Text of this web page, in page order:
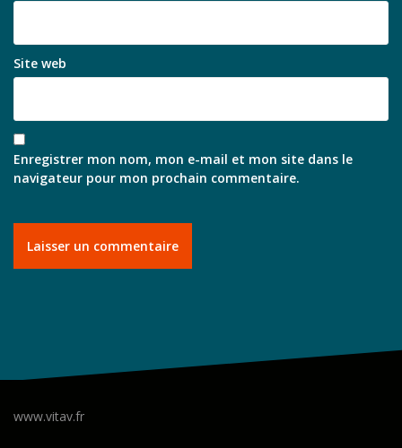
Site web
Enregistrer mon nom, mon e-mail et mon site dans le
navigateur pour mon prochain commentaire.
www.vitav.fr